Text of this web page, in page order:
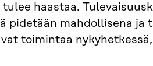
haastaa.
pidetään mahdollisena ja
toimintaa